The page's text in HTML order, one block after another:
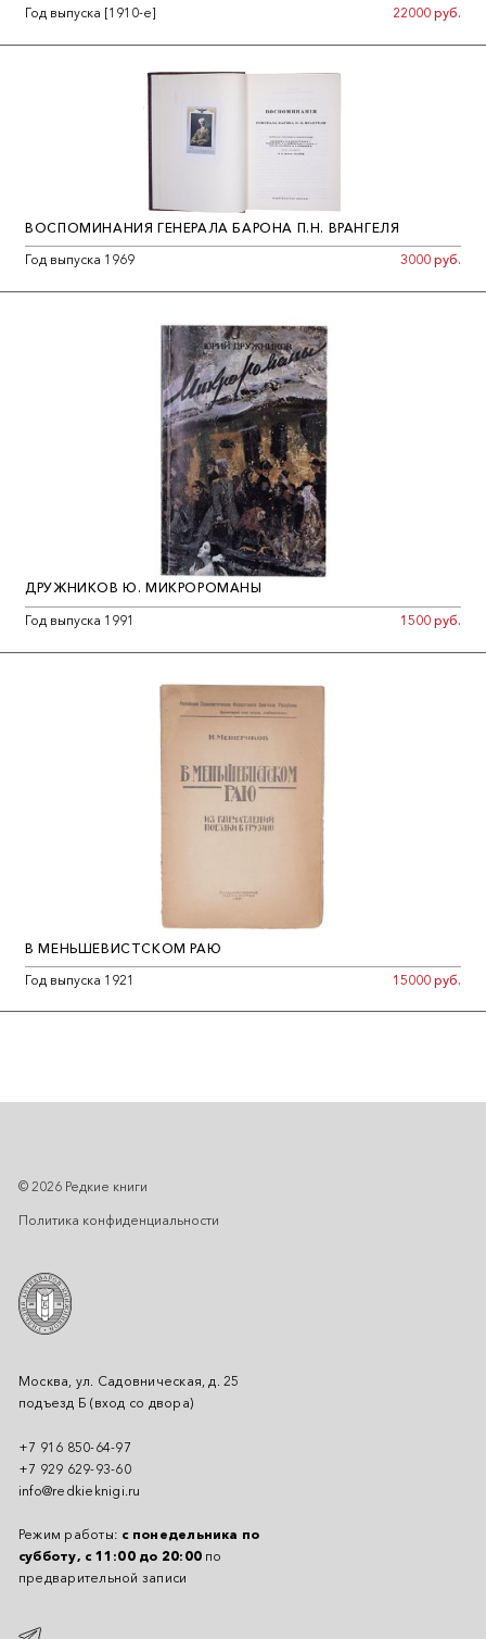
Год выпуска [1910-е]
22000 руб.
ВОСПОМИНАНИЯ ГЕНЕРАЛА БАРОНА П.Н. ВРАНГЕЛЯ
Год выпуска 1969
3000 руб.
ДРУЖНИКОВ Ю. МИКРОРОМАНЫ
Год выпуска 1991
1500 руб.
В МЕНЬШЕВИСТСКОМ РАЮ
Год выпуска 1921
15000 руб.
Москва, ул. Садовническая, д. 25
подъезд Б (вход со двора)
+7 916 850-64-97
+7 929 629-93-60
info@redkieknigi.ru
Режим работы: с понедельника по
субботу, с 11:00 до 20:00 по
предварительной записи
© 2026 Редкие книги
Политика конфиденциальности